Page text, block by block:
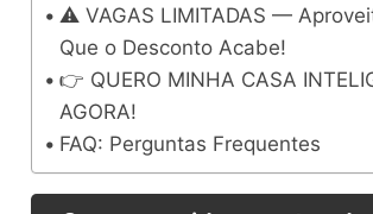
⚠️ VAGAS LIMITADAS —
Que o Desconto Acabe!
👉 QUERO MINHA CASA
AGORA!
FAQ: Perguntas Frequentes